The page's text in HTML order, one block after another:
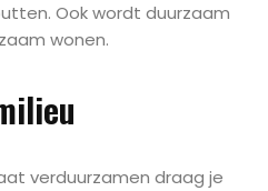
Ook wordt duurzaam
wonen.
verduurzamen draag je